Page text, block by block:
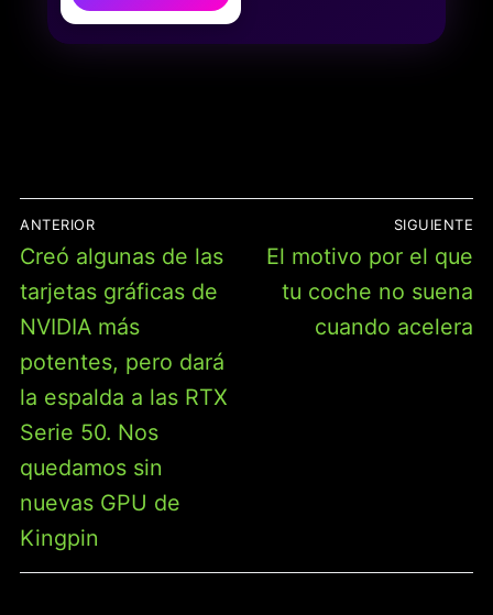
TEMPERATURA PARA
ALIVIO DE LA
SUBSALUD
DE
ENTRADAS
ANTERIOR
Entrada
anterior:
Creó algunas de las
tarjetas gráficas de
NVIDIA más
potentes, pero dará
la espalda a las RTX
Serie 50. Nos
quedamos sin
nuevas GPU de
Kingpin
SIGUIENTE
Entrada
siguiente:
El motivo por el que
tu coche no suena
cuando acelera